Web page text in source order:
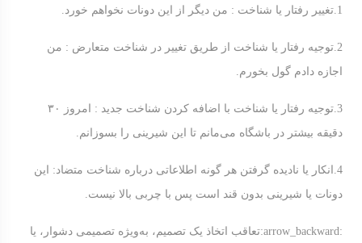
1.تغییر رفتار یا شناخت : من دیگر از این دونات نخواهم خورد.
2.توجیه رفتار یا شناخت از طریق تغییر در شناخت متعارض : من
اجازه دادم گول بخورم.
3.توجیه رفتار یا شناخت با اضافه کردن شناخت جدید : امروز ۳۰
دقیقه بیشتر در باشگاه می‌مانم تا این شیرینی را بسوزانم.
4.انکار یا نادیده گرفتن هر گونه اطلاعاتی درباره شناخت متضاد: این
دونات یا شیرینی بدون قند است پس با چربی بالا نیست.
:arrow_backward:
تعاقب اتخاذ یک تصمیم، به‌ویژه تصمیمی دشوار، یا